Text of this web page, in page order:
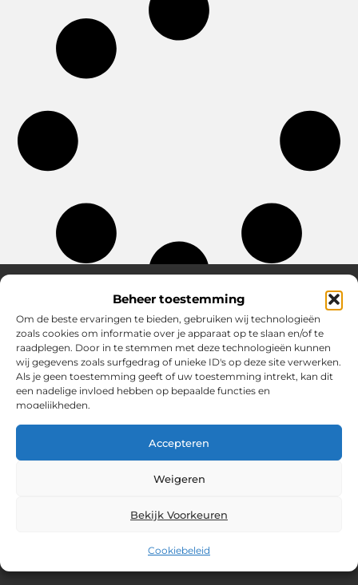
Beheer toestemming
Om de beste ervaringen te bieden, gebruiken wij technologieën
zoals cookies om informatie over je apparaat op te slaan en/of te
raadplegen. Door in te stemmen met deze technologieën kunnen
wij gegevens zoals surfgedrag of unieke ID's op deze site verwerken.
Als je geen toestemming geeft of uw toestemming intrekt, kan dit
een nadelige invloed hebben op bepaalde functies en
mogelijkheden.
Accepteren
Weigeren
Bekijk Voorkeuren
Cookiebeleid
Over Chobmak
Jouw gids voor inspiratie en tips uit het dagelijks leven.
Ontdek een brede verzameling blogs en artikelen die je helpen
om het meeste uit elke dag te halen, met praktische adviezen
en verrassende inzichten.
Bericht categorie
@2025 www.chobmak.nl. All Right Reserved.